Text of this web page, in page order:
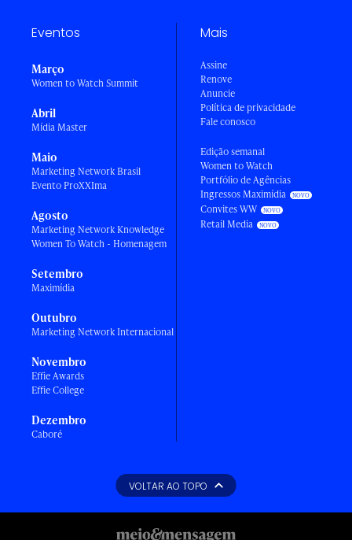
Eventos
Março
Women to Watch Summit
Abril
Mídia Master
Maio
Marketing Network Brasil
Evento ProXXIma
Agosto
Marketing Network Knowledge
Women To Watch - Homenagem
Setembro
Maximídia
Outubro
Marketing Network Internacional
Novembro
Effie Awards
Effie College
Dezembro
Caboré
Mais
Assine
Renove
Anuncie
Política de privacidade
Fale conosco
Edição semanal
Women to Watch
Portfólio de Agências
Ingressos Maximídia
Convites WW
Retail Media
VOLTAR AO TOPO